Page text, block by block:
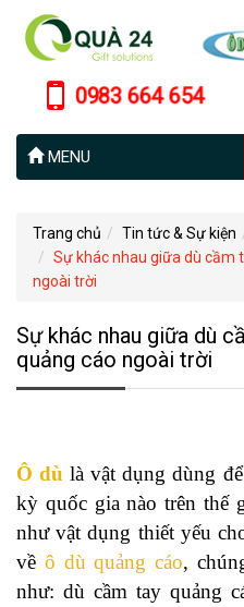
0983 664 654
MENU
Trang chủ Tin tức & Sự kiện
Sự khác nhau giữa dù cầm
ngoài trời
Sự khác nhau giữa dù
quảng cáo ngoài trời
Ô dù là vật dụng dùng
kỳ quốc gia nào trên thế
như vật dụng thiết yếu
về ô dù quảng cáo,
như: dù cầm tay quảng